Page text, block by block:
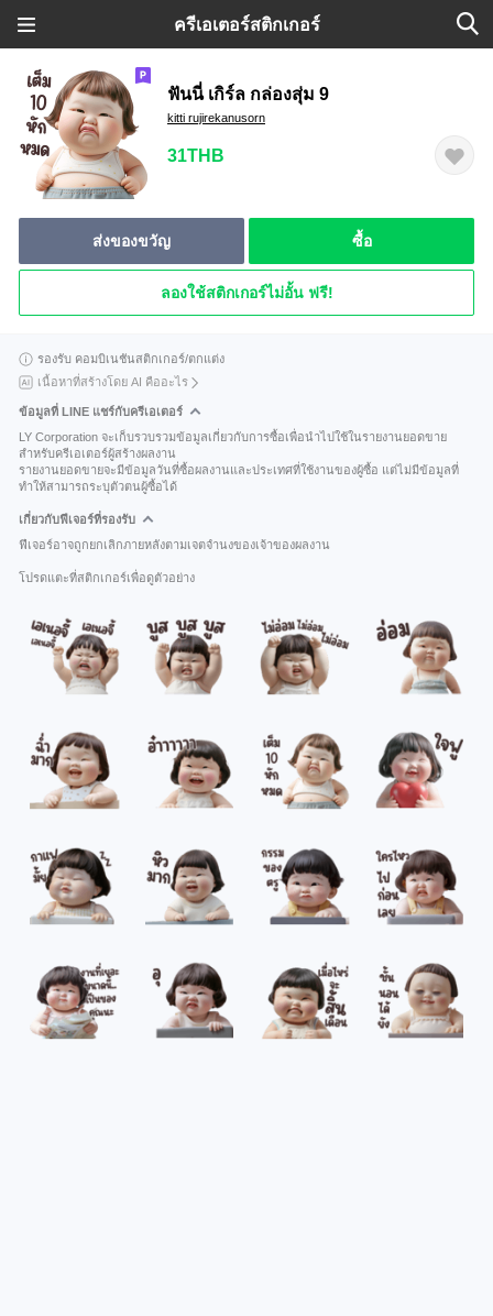
ครีเอเตอร์สติกเกอร์
ฟันนี่ เกิร์ล กล่องสุ่ม 9
kitti rujirekanusorn
31THB
ส่งของขวัญ ซื้อ
ลองใช้สติกเกอร์ไม่อั้น ฟรี!
รองรับ คอมบิเนชันสติกเกอร์/ตกแต่ง
เนื้อหาที่สร้างโดย AI คืออะไร
ข้อมูลที่ LINE แชร์กับครีเอเตอร์
LY Corporation จะเก็บรวบรวมข้อมูลเกี่ยวกับการซื้อเพื่อนำไปใช้ในรายงานยอดขาย
สำหรับครีเอเตอร์ผู้สร้างผลงาน
รายงานยอดขายจะมีข้อมูลวันที่ซื้อผลงานและประเทศที่ใช้งานของผู้ซื้อ แต่ไม่มีข้อมูลที่
ทำให้สามารถระบุตัวตนผู้ซื้อได้
เกี่ยวกับฟีเจอร์ที่รองรับ
ฟีเจอร์อาจถูกยกเลิกภายหลังตามเจตจำนงของเจ้าของผลงาน
โปรดแตะที่สติกเกอร์เพื่อดูตัวอย่าง